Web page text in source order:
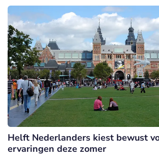
Helft Nederlanders kiest bewust
ervaringen deze zomer